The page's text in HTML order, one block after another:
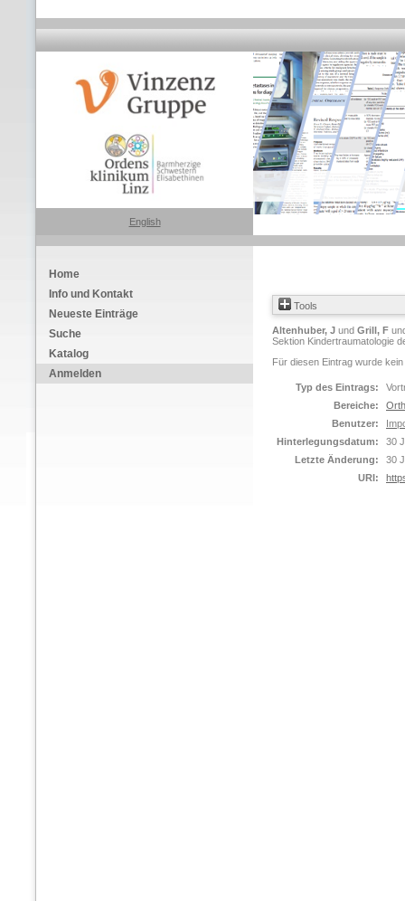
English
Home
Info und Kontakt
Neueste Einträge
Suche
Katalog
Anmelden
Tools
Altenhuber, J und Grill, F
Sektion Kindertraumatologie
Für diesen Eintrag wurde
Typ des Eintrags:
Bereiche:
Benutzer:
Hinterlegungsdatum:
30
Letzte Änderung:
30
URI: